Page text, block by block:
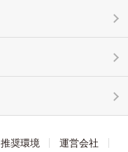
推奨環境 運営会社